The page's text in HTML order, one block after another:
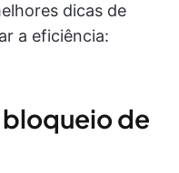
dicas de
a eficiência:
bloqueio de